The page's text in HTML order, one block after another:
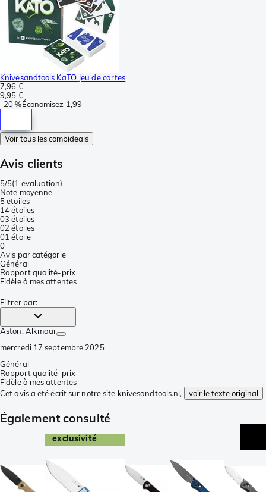
Knivesandtools KaTO Jeu de cartes
7,96 €
9,95 €
-20 %Économisez 1,99
Voir tous les combideals
Avis clients
5/5(1 évaluation)
Note moyenne
5 étoiles
14 étoiles
03 étoiles
02 étoiles
01 étoile
0
Avis par catégorie
Général
Rapport qualité-prix
Fidèle à mes attentes
Filtrer par:
Aston, Alkmaar
mercredi 17 septembre 2025
Général
Rapport qualité-prix
Fidèle à mes attentes
Cet avis a été écrit sur notre site knivesandtools.nl,
voir le texte original
Également consulté
exclusivité